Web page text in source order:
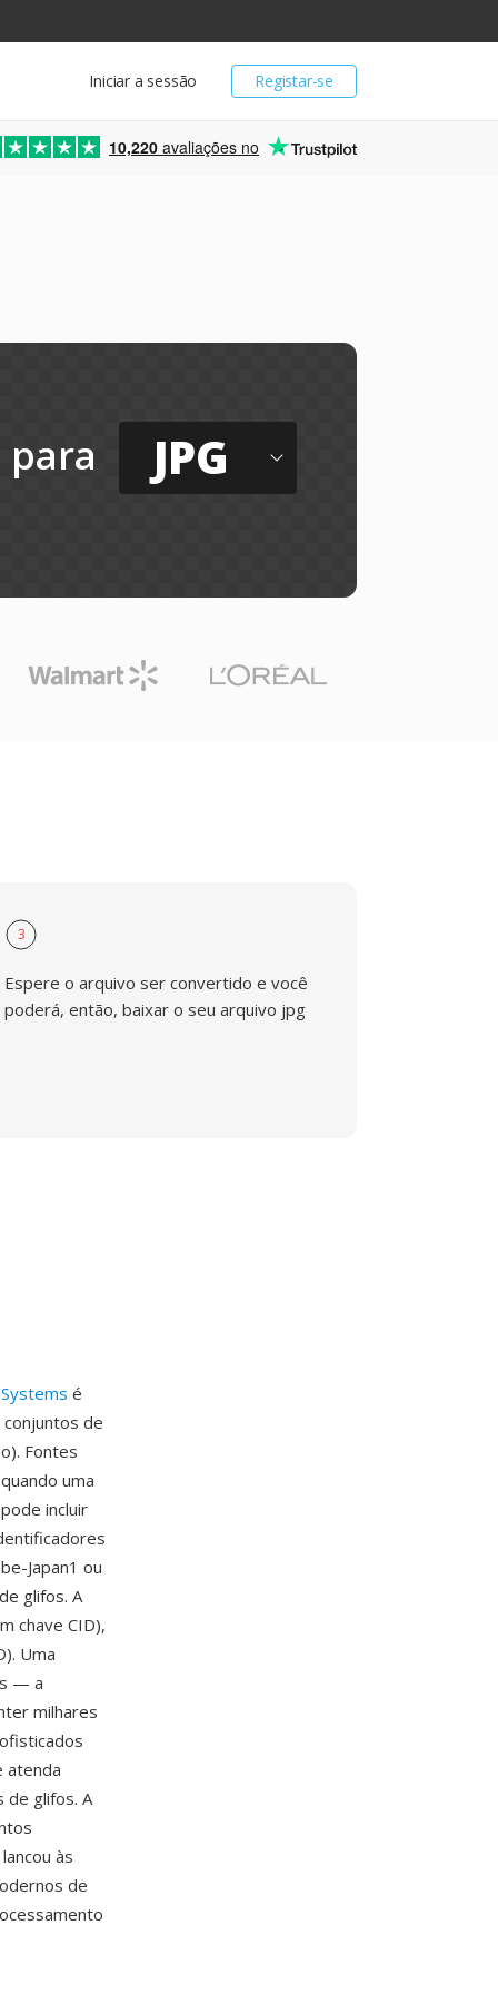
Registar-se
Iniciar a sessão
10,220 avaliações no
para JPG
3
Espere o arquivo ser convertido e você
poderá, então, baixar o seu arquivo jpg
é
de
Fontes
uma
incluir
Japan1 ou
glifos. A
chave CID),
Uma
— a
milhares
atenda
de glifos. A
às
de